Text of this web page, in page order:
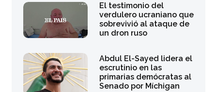
El testimonio del
verdulero ucraniano que
sobrevivió al ataque de
un dron ruso
Abdul El-Sayed lidera el
escrutinio en las
primarias demócratas al
Senado por Míchigan